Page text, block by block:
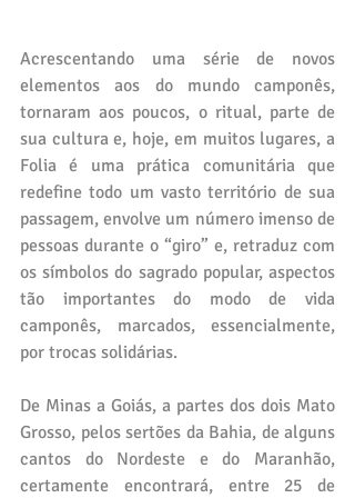
Acrescentando uma série de novos
elementos aos do mundo camponês,
tornaram aos poucos, o ritual, parte de
sua cultura e, hoje, em muitos lugares, a
Folia é uma prática comunitária que
redefine todo um vasto território de sua
passagem, envolve um número imenso de
pessoas durante o “giro” e, retraduz com
os símbolos do sagrado popular, aspectos
tão importantes do modo de vida
camponês, marcados, essencialmente,
por trocas solidárias.
De Minas a Goiás, a partes dos dois Mato
Grosso, pelos sertões da Bahia, de alguns
cantos do Nordeste e do Maranhão,
certamente encontrará, entre 25 de